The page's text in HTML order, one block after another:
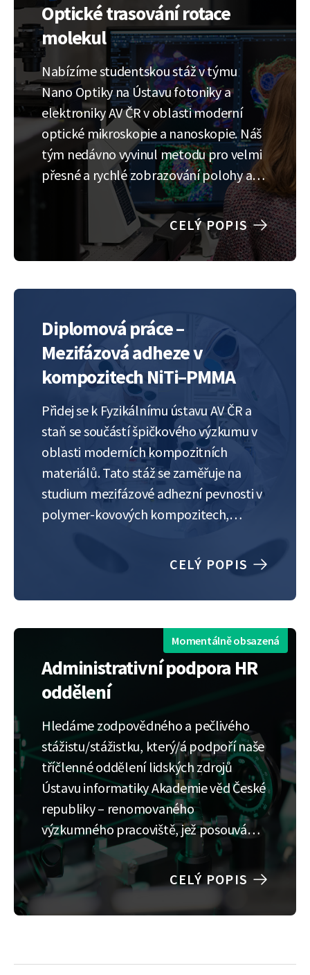
Optické trasování rotace
molekul
Nabízíme studentskou stáž v týmu
Nano Optiky na Ústavu fotoniky a
elektroniky AV ČR v oblasti moderní
optické mikroskopie a nanoskopie. Náš
tým nedávno vyvinul metodu pro velmi
přesné a rychlé zobrazování polohy a
rotace nanoskopických objektů, slibující
prohloubení znalostí o klíčových
biologických molekulárních procesech,
např. práci enzymů pro přepis nebo
CELÝ POPIS
Diplomová práce –
Mezifázová adheze v
kompozitech NiTi–PMMA
Přidej se k Fyzikálnímu ústavu AV ČR a
staň se součástí špičkového výzkumu v
oblasti moderních kompozitních
materiálů. Tato stáž se zaměřuje na
studium mezifázové adhezní pevnosti v
polymer-kovových kompozitech,
vyztužených NiTi. Budeš zkoumat, jak
ovlivňují adhezi na rozhraní a jak tyto
CELÝ POPIS
Momentálně obsazená
Administrativní podpora HR
oddělení
Hledáme zodpovědného a pečlivého
stážistu/stážistku, který/á podpoří naše
tříčlenné oddělení lidských zdrojů
Ústavu informatiky Akademie věd České
republiky – renomovaného
výzkumného pracoviště, jež posouvá
hranice inovací v oblasti informačních
technologií. Stážista/ka bude úzce
spolupracovat s HR generalistkami a
mzdovou účetní, přičemž náplní
CELÝ POPIS